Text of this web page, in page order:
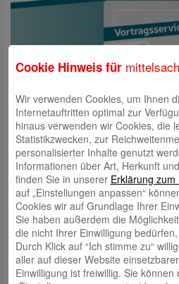
Cookie Hinweis für
Wir verwenden Cookies, um Ihnen
Internetauftritten optimal zur
hinaus verwenden wir Cookies, die
Statistikzwecken, zur
personalisierter Inhalte genutzt
Informationen über Art, Herkunft
finden Sie in unserer Erklärung
auf „Einstellungen anpassen“
Cookies wir auf Grundlage Ihrer
Sie haben außerdem die
die nicht Ihrer Einwilligung bedürfen,
Durch Klick auf “Ich stimme zu“
aller auf dieser Website
Einwilligung ist freiwillig. Sie können